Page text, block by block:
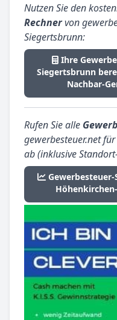
Nutzen Sie den
Rechnervon
Siegertsbrunn:
Ihre
Siegertsbrunn
Nachbar-
Rufen Sie alle
gewerbesteuer.net
ab (inklusive